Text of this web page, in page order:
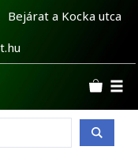
a Kocka utca